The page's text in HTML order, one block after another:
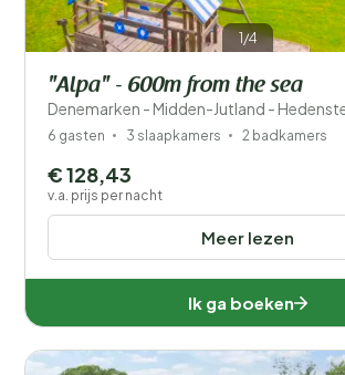
1/4
"Alpa" - 600m from the sea
Denemarken - Midden-Jutland -
6 gasten 3 slaapkamers 2 badkamers
Meer lezen
€ 128,43
v.a. prijs per nacht
Ik ga boeken